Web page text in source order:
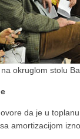
okruglom stolu
da je u
amortizacijom